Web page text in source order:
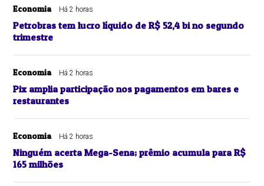
Economia Há 2 horas
Petrobras tem lucro líquido de R$ 52,4 bi no segundo
trimestre
Economia Há 2 horas
Pix amplia participação nos pagamentos em bares e
restaurantes
Economia Há 2 horas
Ninguém acerta Mega-Sena; prêmio acumula para R$
165 milhões